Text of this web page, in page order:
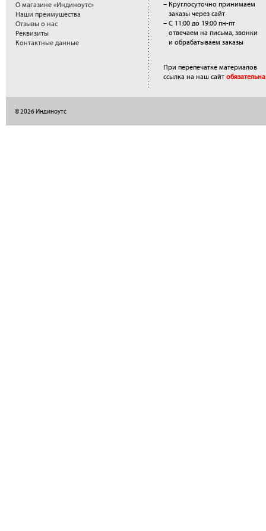
О магазине «Индиноутс»
Наши преимущества
Отзывы о нас
Реквизиты
Контактные данные
– Круглосуточно принимаем
заказы через сайт
– С 11:00 до 19:00 пн-пт
отвечаем на письма, звонки
и обрабатываем заказы
При перепечатке материалов
ссылка на наш сайт обязательна.
© 2026 Индиноутс